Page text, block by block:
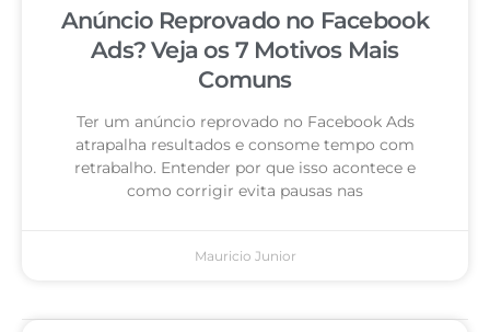
Anúncio Reprovado no Facebook
Ads? Veja os 7 Motivos Mais
Comuns
Ter um anúncio reprovado no Facebook Ads
atrapalha resultados e consome tempo com
retrabalho. Entender por que isso acontece e
como corrigir evita pausas nas
Mauricio Junior